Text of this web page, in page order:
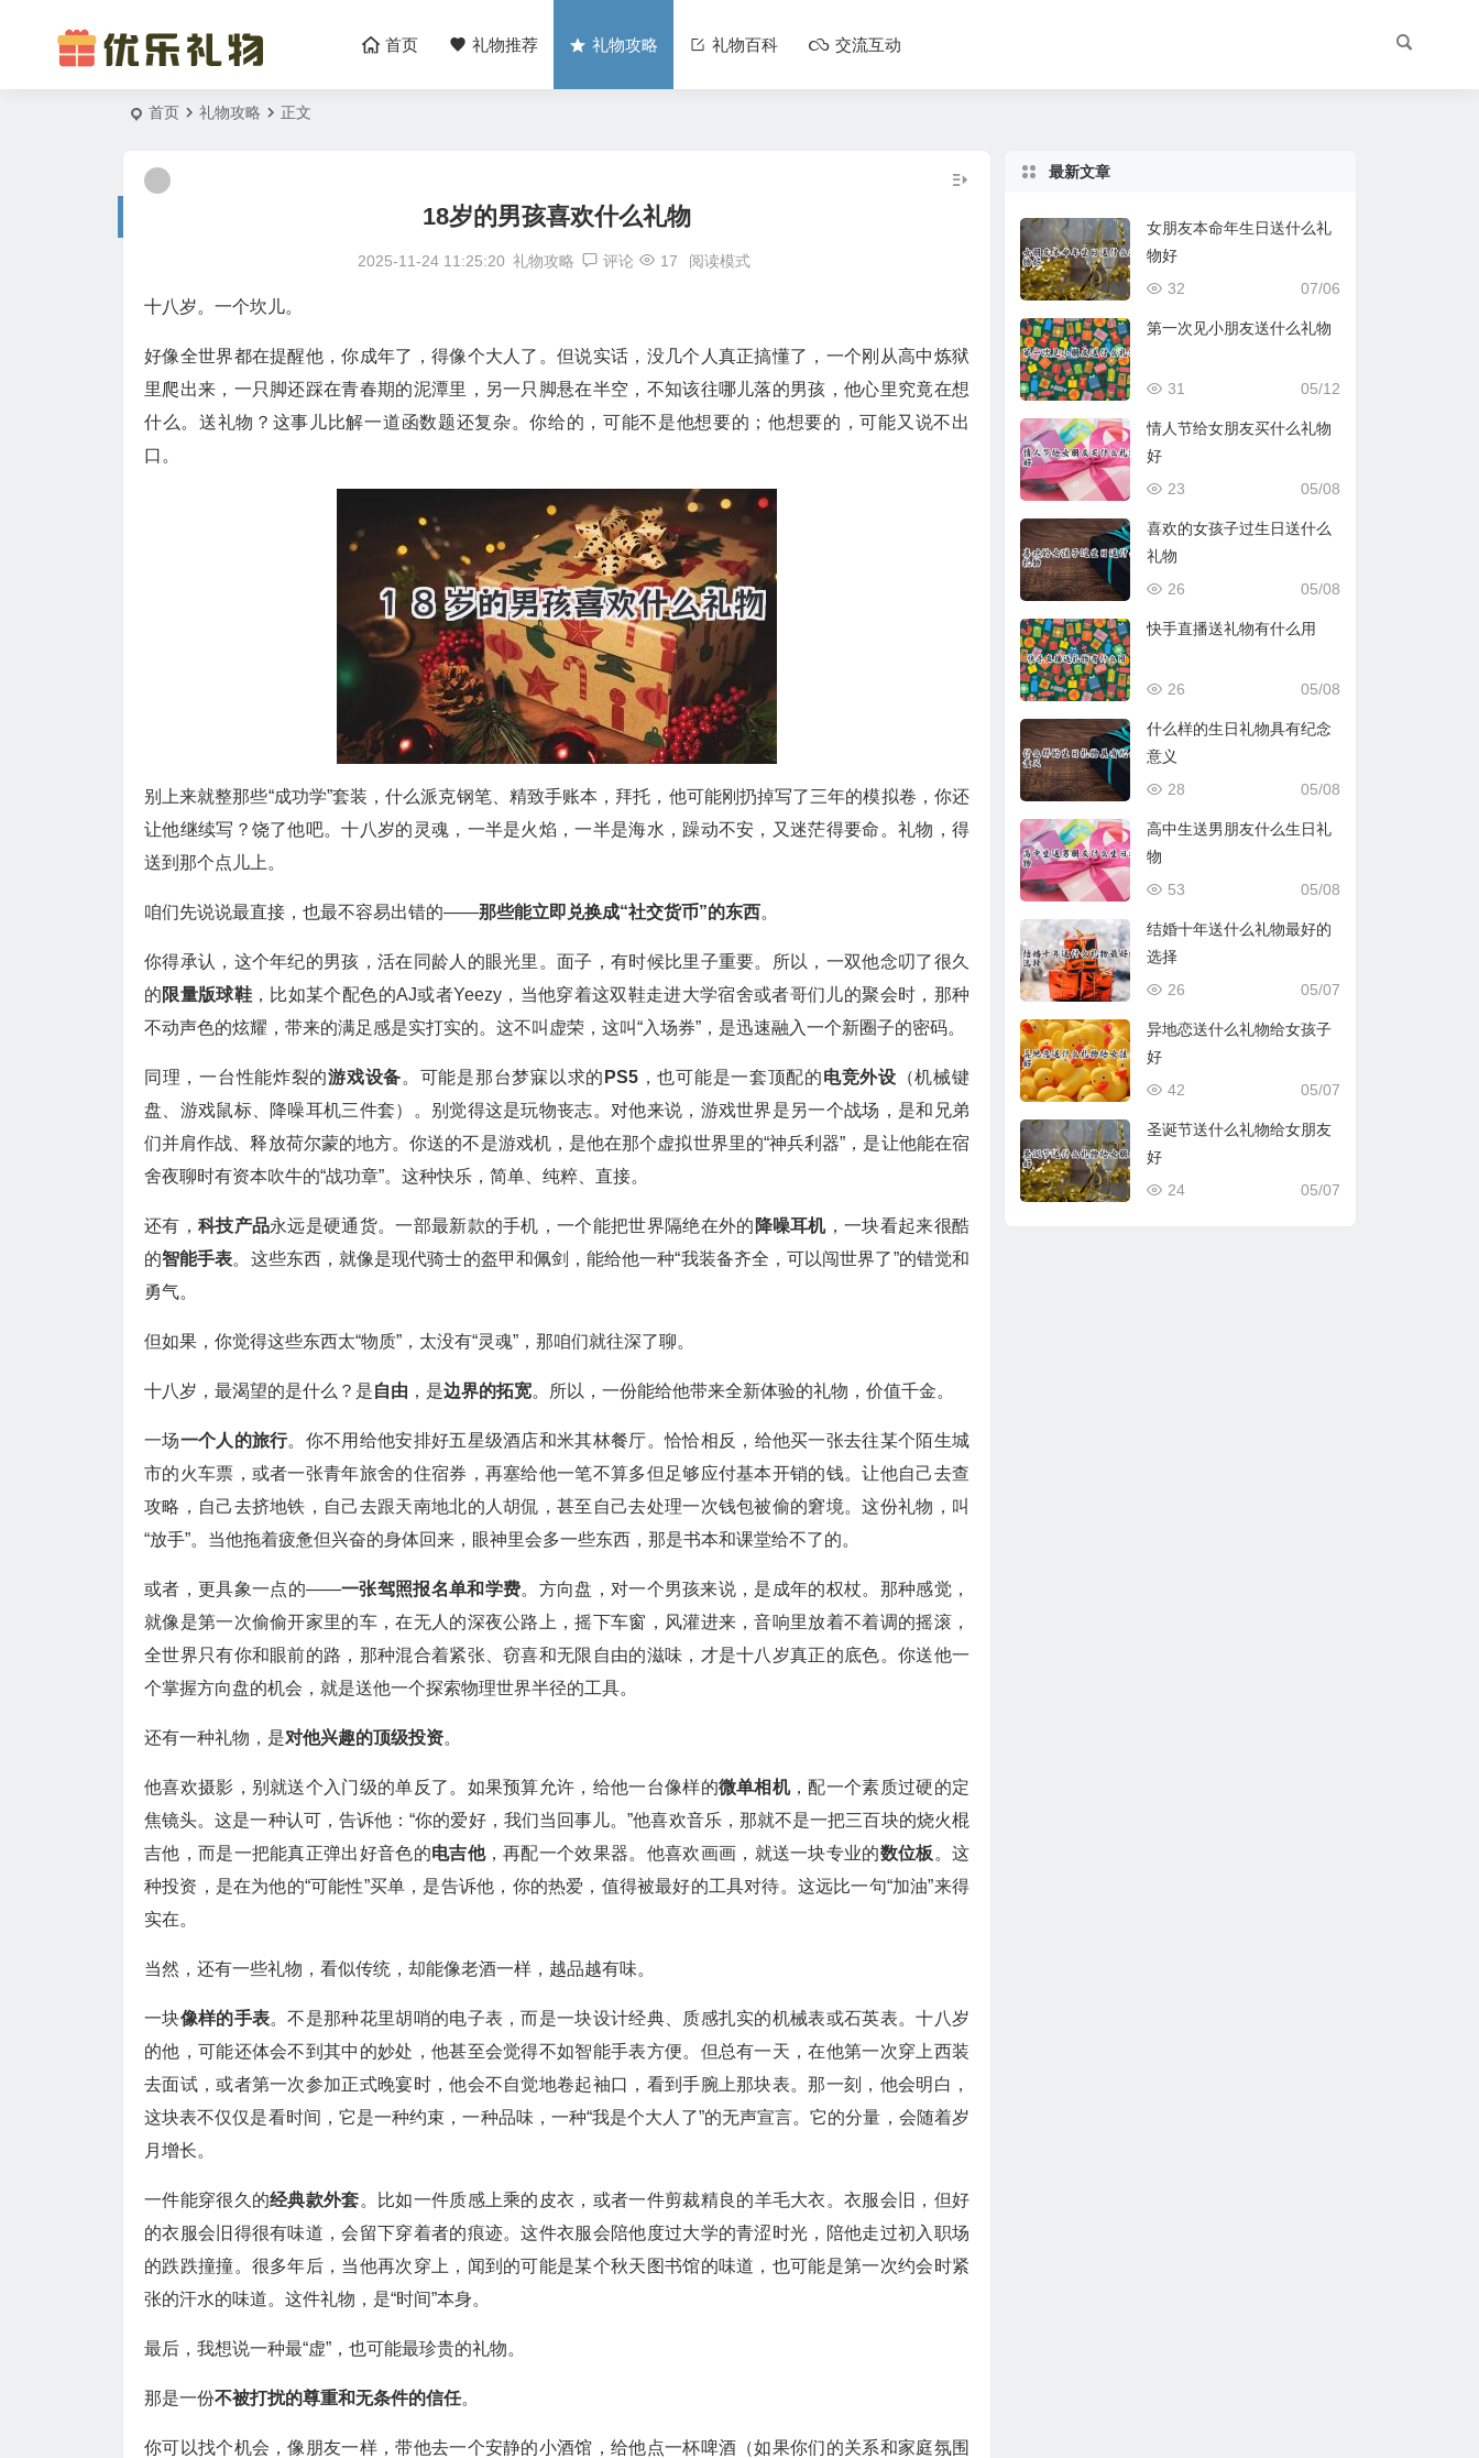
首页 礼物推荐 礼物攻略 礼物百科 交流互动
首页 礼物攻略 正文
18岁的男孩喜欢什么礼物
2025-11-24 11:25:20 礼物攻略 评论 17 阅读模式
十八岁。一个坎儿。
好像全世界都在提醒他，你成年了，得像个大人了。但说实话，没几个人真正搞懂了，一个刚从高中炼狱
里爬出来，一只脚还踩在青春期的泥潭里，另一只脚悬在半空，不知该往哪儿落的男孩，他心里究竟在想
什么。送礼物？这事儿比解一道函数题还复杂。你给的，可能不是他想要的；他想要的，可能又说不出
口。
别上来就整那些“成功学”套装，什么派克钢笔、精致手账本，拜托，他可能刚扔掉写了三年的模拟卷，你还
让他继续写？饶了他吧。十八岁的灵魂，一半是火焰，一半是海水，躁动不安，又迷茫得要命。礼物，得
送到那个点儿上。
咱们先说说最直接，也最不容易出错的——那些能立即兑换成“社交货币”的东西。
你得承认，这个年纪的男孩，活在同龄人的眼光里。面子，有时候比里子重要。所以，一双他念叨了很久
的限量版球鞋 ，比如某个配色的AJ或者Yeezy，当他穿着这双鞋走进大学宿舍或者哥们儿的聚会时，那种
不动声色的炫耀，带来的满足感是实打实的。这不叫虚荣，这叫“入场券”，是迅速融入一个新圈子的密码。
同理，一台性能炸裂的游戏设备。可能是那台梦寐以求的 PS5，也可能是一套顶配的电竞外设 （机械键
盘、游戏鼠标、降噪耳机三件套）。别觉得这是玩物丧志。对他来说，游戏世界是另一个战场，是和兄弟
们并肩作战、释放荷尔蒙的地方。你送的不是游戏机，是他在那个虚拟世界里的“神兵利器”，是让他能在宿
舍夜聊时有资本吹牛的“战功章”。这种快乐，简单、纯粹、直接。
还有， 科技产品永远是硬通货。一部最新款的手机，一个能把世界隔绝在外的 降噪耳机，一块看起来很酷
的智能手表。这些东西，就像是现代骑士的盔甲和佩剑，能给他一种“我装备齐全，可以闯世界了”的错觉和
勇气。
但如果，你觉得这些东西太“物质”，太没有“灵魂”，那咱们就往深了聊。
十八岁，最渴望的是什么？是自由 ，是边界的拓宽。所以，一份能给他带来全新体验的礼物，价值千金。
一场一个人的旅行。你不用给他安排好五星级酒店和米其林餐厅。恰恰相反，给他买一张去往某个陌生城
市的火车票，或者一张青年旅舍的住宿券，再塞给他一笔不算多但足够应付基本开销的钱。让他自己去查
攻略，自己去挤地铁，自己去跟天南地北的人胡侃，甚至自己去处理一次钱包被偷的窘境。这份礼物，叫
“放手”。当他拖着疲惫但兴奋的身体回来，眼神里会多一些东西，那是书本和课堂给不了的。
或者，更具象一点的——一张驾照报名单和学费。方向盘，对一个男孩来说，是成年的权杖。那种感觉，
就像是第一次偷偷开家里的车，在无人的深夜公路上，摇下车窗，风灌进来，音响里放着不着调的摇滚，
全世界只有你和眼前的路，那种混合着紧张、窃喜和无限自由的滋味，才是十八岁真正的底色。你送他一
个掌握方向盘的机会，就是送他一个探索物理世界半径的工具。
还有一种礼物，是对他兴趣的顶级投资。
他喜欢摄影，别就送个入门级的单反了。如果预算允许，给他一台像样的微单相机，配一个素质过硬的定
焦镜头。这是一种认可，告诉他：“你的爱好，我们当回事儿。”他喜欢音乐，那就不是一把三百块的烧火棍
吉他，而是一把能真正弹出好音色的电吉他，再配一个效果器。他喜欢画画，就送一块专业的数位板 。这
种投资，是在为他的“可能性”买单，是告诉他，你的热爱，值得被最好的工具对待。这远比一句“加油”来得
实在。
当然，还有一些礼物，看似传统，却能像老酒一样，越品越有味。
一块像样的手表。不是那种花里胡哨的电子表，而是一块设计经典、质感扎实的机械表或石英表。十八岁
的他，可能还体会不到其中的妙处，他甚至会觉得不如智能手表方便。但总有一天，在他第一次穿上西装
去面试，或者第一次参加正式晚宴时，他会不自觉地卷起袖口，看到手腕上那块表。那一刻，他会明白，
这块表不仅仅是看时间，它是一种约束，一种品味，一种“我是个大人了”的无声宣言。它的分量，会随着岁
月增长。
一件能穿很久的经典款外套。比如一件质感上乘的皮衣，或者一件剪裁精良的羊毛大衣。衣服会旧，但好
的衣服会旧得很有味道，会留下穿着者的痕迹。这件衣服会陪他度过大学的青涩时光，陪他走过初入职场
的跌跌撞撞。很多年后，当他再次穿上，闻到的可能是某个秋天图书馆的味道，也可能是第一次约会时紧
张的汗水的味道。这件礼物，是“时间”本身。
最后，我想说一种最“虚”，也可能最珍贵的礼物。
那是一份不被打扰的尊重和无条件的信任。
你可以找个机会，像朋友一样，带他去一个安静的小酒馆，给他点一杯啤酒（如果你们的关系和家庭氛围
最新文章
女朋友本命年生日送什么礼
物好
07/06
32
第一次见小朋友送什么礼物
05/12
31
情人节给女朋友买什么礼物
好
05/08
23
喜欢的女孩子过生日送什么
礼物
05/08
26
快手直播送礼物有什么用
05/08
26
什么样的生日礼物具有纪念
意义
05/08
28
高中生送男朋友什么生日礼
物
05/08
53
结婚十年送什么礼物最好的
选择
05/07
26
异地恋送什么礼物给女孩子
好
05/07
42
圣诞节送什么礼物给女朋友
好
05/07
24